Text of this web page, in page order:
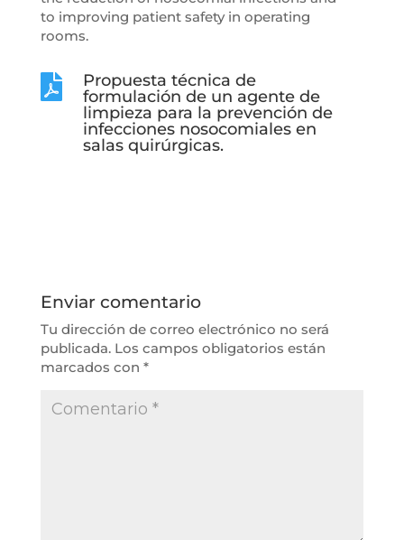
to improving patient safety in operating
rooms.

Propuesta técnica de
formulación de un agente de
limpieza para la prevención de
infecciones nosocomiales en
salas quirúrgicas.
Enviar comentario
Tu dirección de correo electrónico no será
publicada. Los campos obligatorios están
marcados con *